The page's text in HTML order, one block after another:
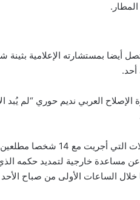
أيضا بمستشارته الإعلامية
الإصلاح العربي نديم حوري “لم
وحسب رويترز، تظهر
الساعات الأولى من صباح